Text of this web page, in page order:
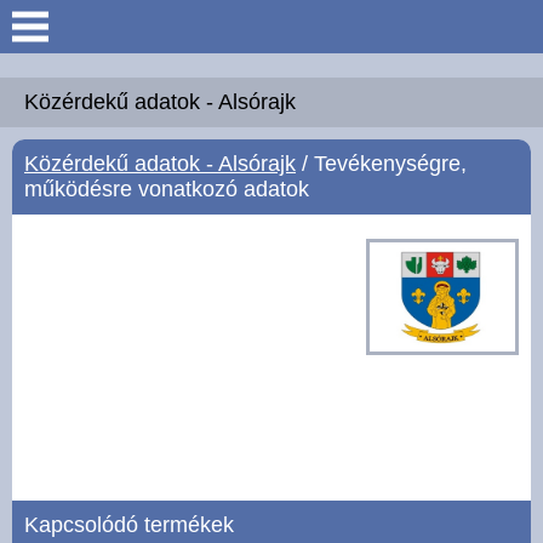
Keresés
Köszöntő
Hírek
Galéria
Közérdekű adatok - Alsórajk
Közérdekű adatok - Alsórajk / Tevékenységre,
működésre vonatkozó adatok
Kapcsolódó termékek